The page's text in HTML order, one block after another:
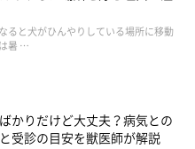
ると犬がひんやりしている場所に移動
暑 …
かりだけど大丈夫？病気との
受診の目安を獣医師が解説